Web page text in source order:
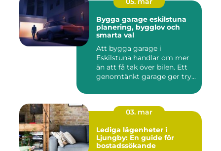
Bygga garage eskilstuna
planering, bygglov och
smarta val
Att bygga garage i
Eskilstuna handlar om mer
än att få tak över bilen. Ett
genomtänkt garage ger try...
03. mar
Lediga lägenheter i
Ljungby: En guide för
bostadssökande